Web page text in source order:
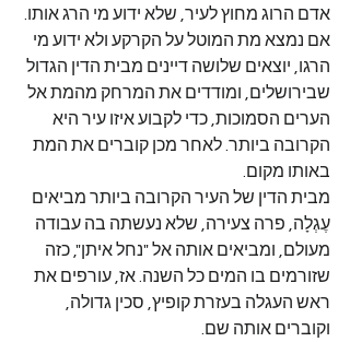
אדם הרוג מחוץ לעיר, שלא ידוע מי הרג אותו.
אם נמצא מת המוטל על הקרקע ולא ידוע מי
הרגו, יוצאים שלושה דיינים מבית הדין הגדול
שבירושלים, ומודדים את המרחק מהמת אל
הערים הסמוכות, כדי לקבוע איזו עיר היא
הקרובה ביותר. לאחר מכן קוברים את המת
באותו מקום.
מבית הדין של העיר הקרובה ביותר מביאים
עֶגְלָה, פרה צעירה, שלא נעשתה בה עבודה
מעולם, ומביאים אותה אל "נחל איתן", כזה
שזורמים בו המים כל השנה. אז, עורפים את
ראש העגלה בעזרת קופיץ, סכין גדולה,
וקוברים אותה שם.